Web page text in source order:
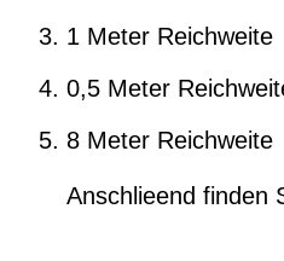
1 Meter Reichweite
0,5 Meter
8 Meter Reichweite
Anschlieend finden